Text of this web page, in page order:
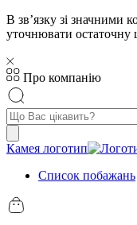
В звʼязку зі значними
уточнювати остаточну
Про компанію
Пошук
товарів
Камея логотип
Список побажань